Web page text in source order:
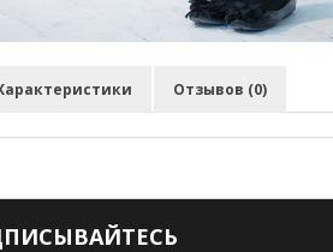
Отзывов (0)